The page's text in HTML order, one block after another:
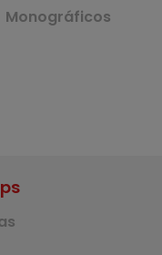
Monográficos